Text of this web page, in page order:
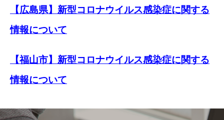
【広島県】新型コロナウイルス感染症に関する
情報について
【福山市】新型コロナウイルス感染症に関する
情報について